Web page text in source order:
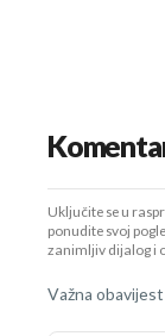
Uključite se u
ponudite svoj
zanimljiv dijalog i
Važna obavijest